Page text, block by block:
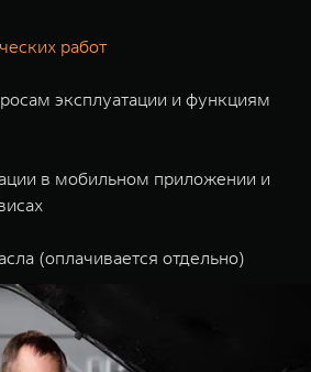
работ
эксплуатации и функциям
в мобильном приложении и
(оплачивается отдельно)